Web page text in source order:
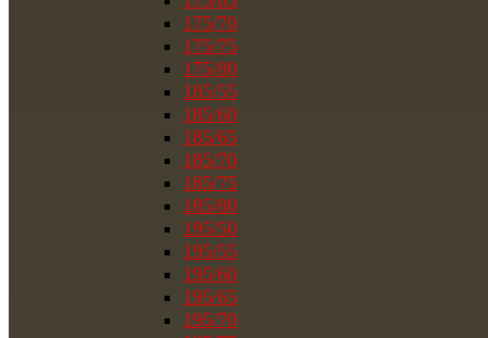
175/70
175/75
175/80
185/55
185/60
185/65
185/70
185/75
185/80
195/50
195/55
195/60
195/65
195/70